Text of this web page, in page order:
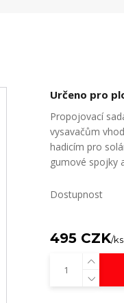
Určeno pro
Propojovací
vysavačům
hadicím pro
gumové spojky
Dostupnost
495 CZK/ks